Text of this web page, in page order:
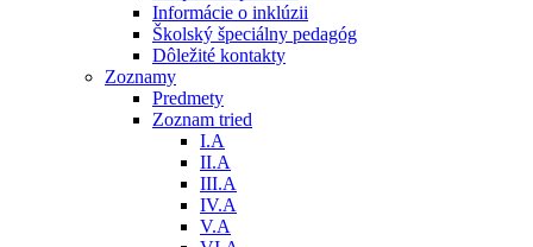
Informácie o inklúzii
Školský špeciálny pedagóg
Dôležité kontakty
Zoznamy
Predmety
Zoznam tried
I.A
II.A
III.A
IV.A
V.A